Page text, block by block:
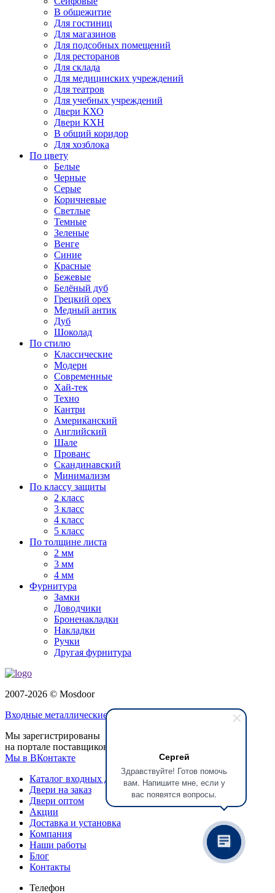
Сергей
Здравствуйте! Готов помочь
вам. Напишите мне, если у
вас появятся вопросы.
В общежитие
Для гостиниц
Для магазинов
Для подсобных помещений
Для ресторанов
Для склада
Для медицинских учреждений
Для театров
Для учебных учреждений
Двери КХО
Двери КХН
В общий коридор
Для хозблока
По цвету
Белые
Черные
Серые
Коричневые
Светлые
Темные
Зеленые
Венге
Синие
Красные
Бежевые
Белёный дуб
Грецкий орех
Медный антик
Дуб
Шоколад
По стилю
Классические
Модерн
Современные
Хай-тек
Техно
Кантри
Американский
Английский
Шале
Прованс
Скандинавский
Минимализм
По классу защиты
2 класс
3 класс
4 класс
5 класс
По толщине листа
2 мм
3 мм
4 мм
Фурнитура
Замки
Доводчики
Броненакладки
Накладки
Ручки
Другая фурнитура
2007-2026 © Mosdoor
Входные металлические двери
Мы зарегистрированы
на портале поставщиков
Мы в ВКонтакте
Каталог входных дверей
Двери на заказ
Двери оптом
Акции
Доставка и установка
Компания
Наши работы
Блог
Контакты
Телефон